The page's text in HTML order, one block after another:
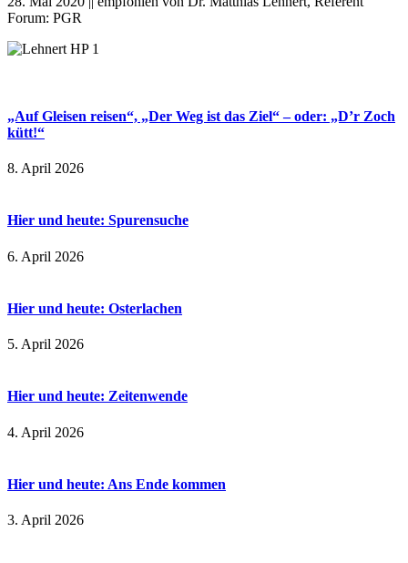
Forum: PGR
„Auf Gleisen reisen“, „Der Weg ist das Ziel“ – oder: „D’r Zoch
kütt!“
8. April 2026
Hier und heute: Spurensuche
6. April 2026
Hier und heute: Osterlachen
5. April 2026
Hier und heute: Zeitenwende
4. April 2026
Hier und heute: Ans Ende kommen
3. April 2026